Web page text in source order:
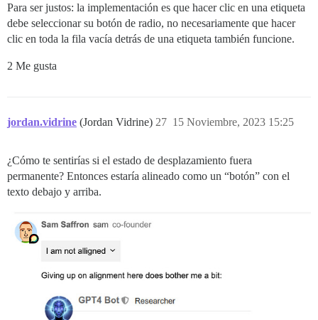
Para ser justos: la implementación es que hacer clic en una etiqueta
debe seleccionar su botón de radio, no necesariamente que hacer
clic en toda la fila vacía detrás de una etiqueta también funcione.
2 Me gusta
jordan.vidrine (Jordan Vidrine) 15 Noviembre, 2023 15:25
27
¿Cómo te sentirías si el estado de desplazamiento fuera
permanente? Entonces estaría alineado como un “botón” con el
texto debajo y arriba.